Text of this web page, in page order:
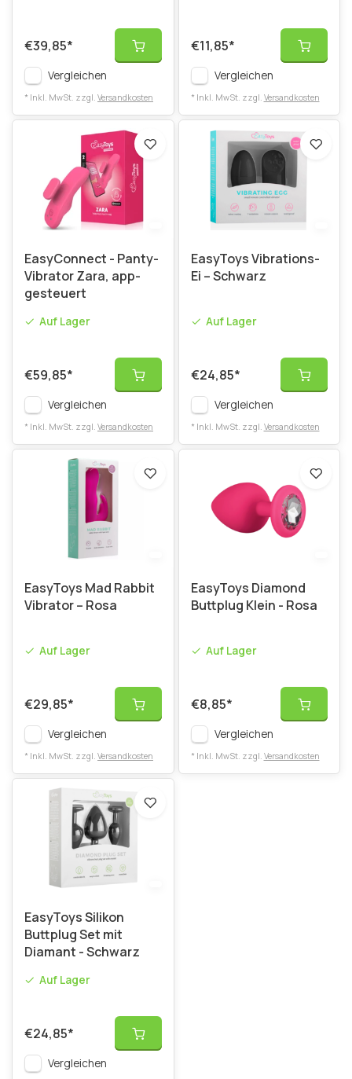
€39,85*
Vergleichen
* Inkl. MwSt. zzgl. Versandkosten
€11,85*
Vergleichen
* Inkl. MwSt. zzgl. Versandkosten
EasyConnect - Panty-
Vibrator Zara, app-
gesteuert
Auf Lager
€59,85*
Vergleichen
* Inkl. MwSt. zzgl. Versandkosten
EasyToys Vibrations-
Ei – Schwarz
Auf Lager
€24,85*
Vergleichen
* Inkl. MwSt. zzgl. Versandkosten
EasyToys Mad Rabbit
Vibrator – Rosa
Auf Lager
€29,85*
Vergleichen
* Inkl. MwSt. zzgl. Versandkosten
EasyToys Diamond
Buttplug Klein - Rosa
Auf Lager
€8,85*
Vergleichen
* Inkl. MwSt. zzgl. Versandkosten
EasyToys Silikon
Buttplug Set mit
Diamant - Schwarz
Auf Lager
€24,85*
Vergleichen